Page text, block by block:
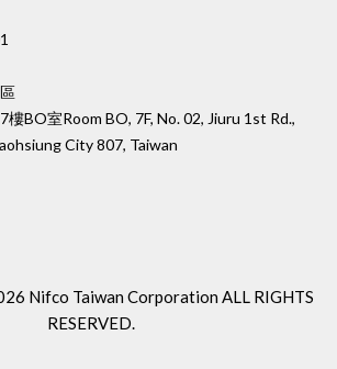
樓BO室Room BO, 7F, No. 02, Jiuru 1st Rd.,
City 807, Taiwan
Nifco Taiwan Corporation ALL RIGHTS
RESERVED.